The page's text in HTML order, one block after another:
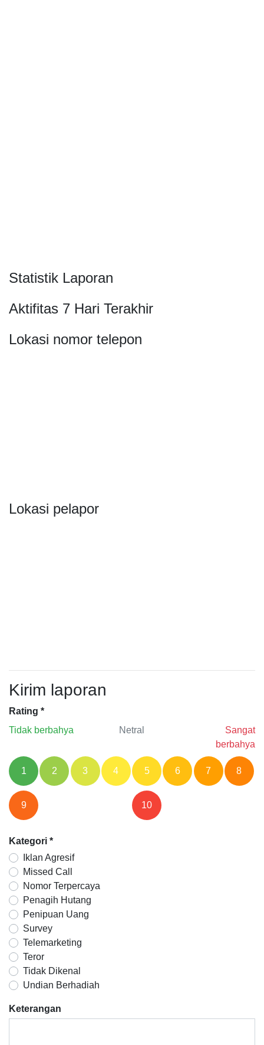
Statistik Laporan
Aktifitas 7 Hari Terakhir
Lokasi nomor telepon
Lokasi pelapor
Kirim laporan
Rating *
Tidak berbahya
Netral
Sangat
berbahya
1 2 3 4 5 6 7 8
9 10
Kategori *
Iklan Agresif
Missed Call
Nomor Terpercaya
Penagih Hutang
Penipuan Uang
Survey
Telemarketing
Teror
Tidak Dikenal
Undian Berhadiah
Keterangan